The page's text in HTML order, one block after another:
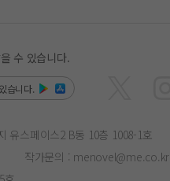
수 있습니다.
습니다.
유스페이스2 B동 10층 1008-1호
작가문의 : menovel@me.co.kr